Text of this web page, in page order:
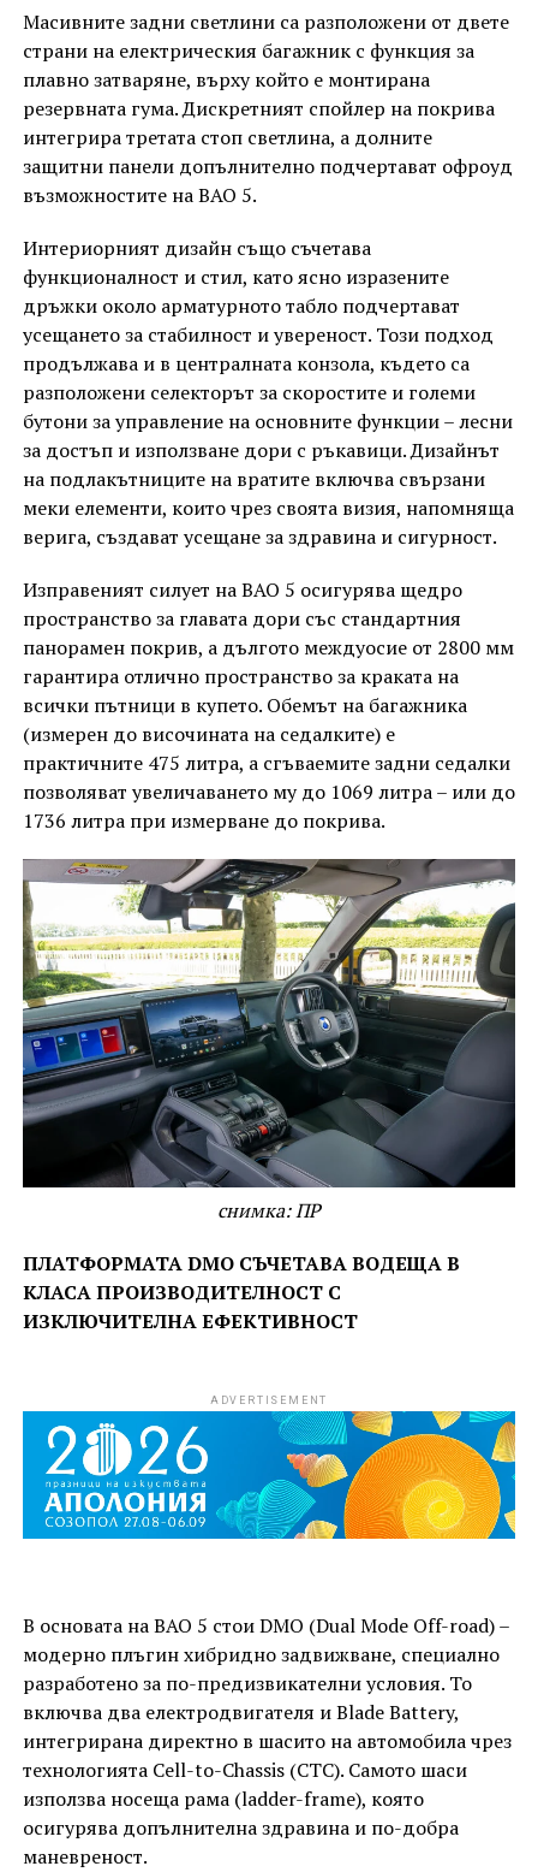
Масивните задни светлини са разположени от двете
страни на електрическия багажник с функция за
плавно затваряне, върху който е монтирана
резервната гума. Дискретният спойлер на покрива
интегрира третата стоп светлина, а долните
защитни панели допълнително подчертават офроуд
възможностите на BAO 5.
Интериорният дизайн също съчетава
функционалност и стил, като ясно изразените
дръжки около арматурното табло подчертават
усещането за стабилност и увереност. Този подход
продължава и в централната конзола, където са
разположени селекторът за скоростите и големи
бутони за управление на основните функции – лесни
за достъп и използване дори с ръкавици. Дизайнът
на подлакътниците на вратите включва свързани
меки елементи, които чрез своята визия, напомняща
верига, създават усещане за здравина и сигурност.
Изправеният силует на BAO 5 осигурява щедро
пространство за главата дори със стандартния
панорамен покрив, а дългото междуосие от 2800 мм
гарантира отлично пространство за краката на
всички пътници в купето. Обемът на багажника
(измерен до височината на седалките) е
практичните 475 литра, а сгъваемите задни седалки
позволяват увеличаването му до 1069 литра – или до
1736 литра при измерване до покрива.
снимка: ПР
ПЛАТФОРМАТА DMO СЪЧЕТАВА ВОДЕЩА В
КЛАСА ПРОИЗВОДИТЕЛНОСТ С
ИЗКЛЮЧИТЕЛНА ЕФЕКТИВНОСТ
ADVERTISEMENT
В основата на BAO 5 стои DMO (Dual Mode Off-road) –
модерно плъгин хибридно задвижване, специално
разработено за по-предизвикателни условия. То
включва два електродвигателя и Blade Battery,
интегрирана директно в шасито на автомобила чрез
технологията Cell-to-Chassis (CTC). Самото шаси
използва носеща рама (ladder-frame), която
осигурява допълнителна здравина и по-добра
маневреност.